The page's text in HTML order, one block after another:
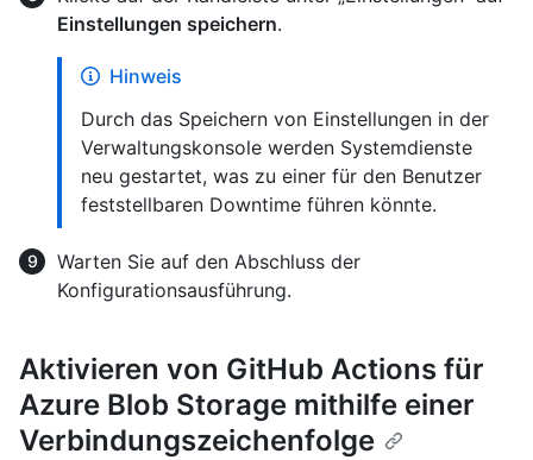
Einstellungen speichern.
Hinweis
Durch das Speichern von Einstellungen in der
Verwaltungskonsole werden Systemdienste
neu gestartet, was zu einer für den Benutzer
feststellbaren Downtime führen könnte.
Warten Sie auf den Abschluss der
Konfigurationsausführung.
Aktivieren von GitHub Actions für
Azure Blob Storage mithilfe einer
Verbindungszeichenfolge